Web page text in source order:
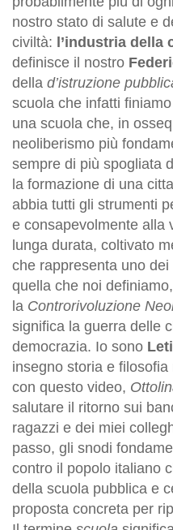
nostro stato di salute e
civiltà: l’industria della
definisce il nostro
della d’istruzione
scuola che infatti
una scuola che, in
neoliberismo più
sempre di più spogliata
la formazione di una
abbia tutti gli strumenti
e consapevolmente alla
lunga durata, coltivato
che rappresenta uno
quella che noi
la Controrivoluzione
significa la guerra delle
democrazia. Io sono
insegno storia e
con questo video,
salutare il ritorno sui
ragazzi e dei miei
passo, gli snodi
contro il popolo italiano
della scuola pubblica e
proposta concreta per